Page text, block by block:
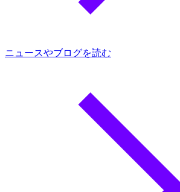
ニュースやブログを読む